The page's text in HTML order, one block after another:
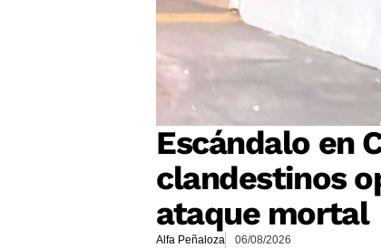
Escándalo en
clandestinos
ataque mortal
Alfa Peñaloza 06/08/2026